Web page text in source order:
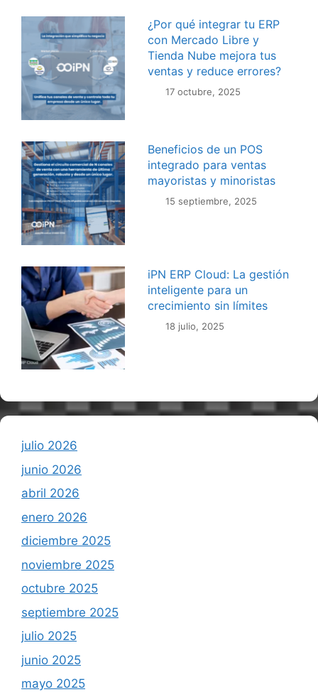
¿Por qué integrar tu ERP
con Mercado Libre y
Tienda Nube mejora tus
ventas y reduce errores?
17 octubre, 2025
Beneficios de un POS
integrado para ventas
mayoristas y minoristas
15 septiembre, 2025
iPN ERP Cloud: La gestión
inteligente para un
crecimiento sin límites
18 julio, 2025
julio 2026
junio 2026
abril 2026
enero 2026
diciembre 2025
noviembre 2025
octubre 2025
septiembre 2025
julio 2025
junio 2025
mayo 2025